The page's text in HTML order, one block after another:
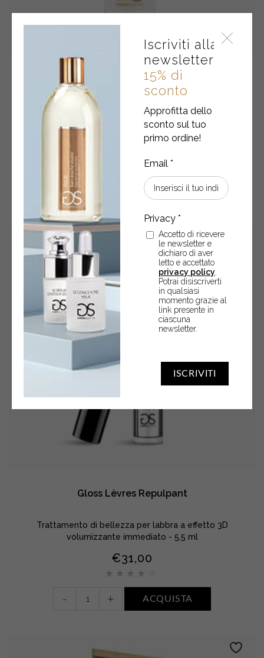
Iscriviti alla
newsletter
15% di
sconto
Approfitta dello
sconto sul tuo
primo ordine!
ISCRIVITI
Accetto di ricevere
le newsletter e
dichiaro di aver
letto e accettato
privacy policy
Potrai disiscriverti
in qualsiasi
momento grazie al
link presente in
ciascuna
newsletter.
Prodigieux Contour Des Yeux
Crema contorno occhi con acido ialuronico, super-idratante,
antiage – 30 ml
55,50
Prodigieux
Contour
Des
Yeux
quantity
- ACQUISTA
Gloss Lèvres Repulpant
Trattamento di bellezza per labbra a effetto 3D
volumizzante immediato - 5,5 ml
€31,00
- + ACQUISTA